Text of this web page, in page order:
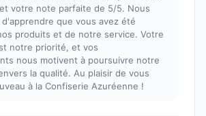
votre note parfaite de 5/5. Nous
d'apprendre que vous avez été
produits et de notre service. Votre
notre priorité, et vos
nous motivent à poursuivre notre
la qualité. Au plaisir de vous
à la Confiserie Azuréenne !